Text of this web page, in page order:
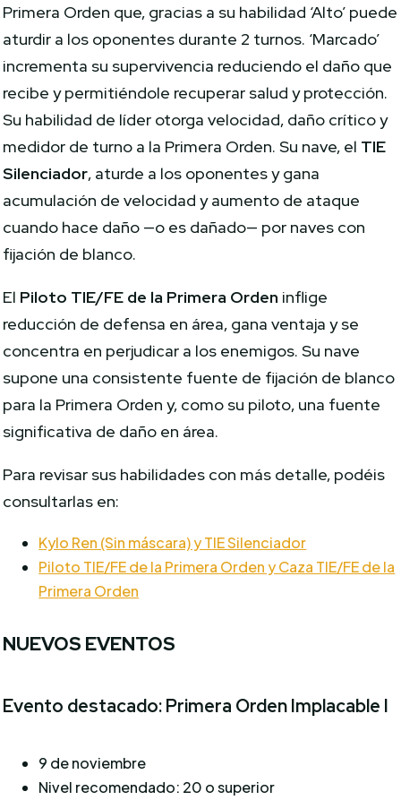
Primera Orden que, gracias a su habilidad ‘Alto’ puede
aturdir a los oponentes durante 2 turnos. ‘Marcado’
incrementa su supervivencia reduciendo el daño que
recibe y permitiéndole recuperar salud y protección.
Su habilidad de líder otorga velocidad, daño crítico y
medidor de turno a la Primera Orden. Su nave, el TIE
Silenciador, aturde a los oponentes y gana
acumulación de velocidad y aumento de ataque
cuando hace daño —o es dañado— por naves con
fijación de blanco.
El Piloto TIE/FE de la Primera Orden inflige
reducción de defensa en área, gana ventaja y se
concentra en perjudicar a los enemigos. Su nave
supone una consistente fuente de fijación de blanco
para la Primera Orden y, como su piloto, una fuente
significativa de daño en área.
Para revisar sus habilidades con más detalle, podéis
consultarlas en:
Kylo Ren (Sin máscara) y TIE Silenciador
Piloto TIE/FE de la Primera Orden y Caza TIE/FE de la
Primera Orden
NUEVOS EVENTOS
Evento destacado: Primera Orden Implacable I
9 de noviembre
Nivel recomendado: 20 o superior